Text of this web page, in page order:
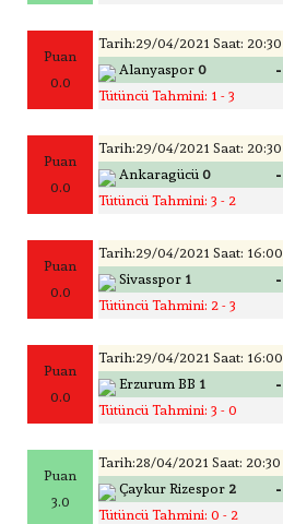
Puan
0.0
Tarih:29/04/2021 Saat: 20:30
Alanyaspor 0 -
Tütüncü Tahmini: 1 - 3
Puan
0.0
Tarih:29/04/2021 Saat: 20:30
Ankaragücü 0 -
Tütüncü Tahmini: 3 - 2
Puan
0.0
Tarih:29/04/2021 Saat: 16:00
Sivasspor 1 -
Tütüncü Tahmini: 2 - 3
Puan
0.0
Tarih:29/04/2021 Saat: 16:00
Erzurum BB 1 -
Tütüncü Tahmini: 3 - 0
Puan
3.0
Tarih:28/04/2021 Saat: 20:30
Çaykur Rizespor 2 -
Tütüncü Tahmini: 0 - 2